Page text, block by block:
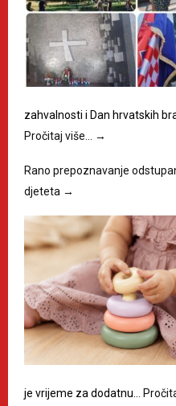
zahvalnosti i Dan hrvatskih
Pročitaj više…
→
Rano prepoznavanje
djeteta →
je vrijeme za dodatnu…